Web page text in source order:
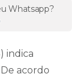
Whatsapp?
indica
acordo